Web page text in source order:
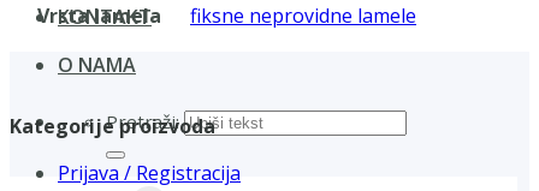
KONTAKT
O NAMA
Pretraži:
Prijava / Registracija
Vrsta lamela fiksne neprovidne lamele
Kategorije proizvoda